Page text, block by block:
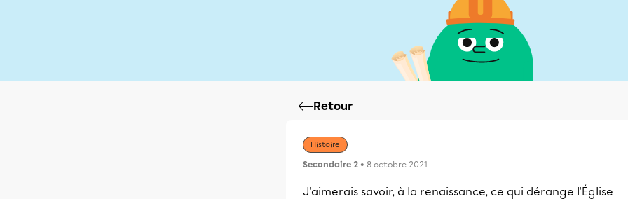
Retour
Histoire
Secondaire 2 • 8 octobre 2021
J'aimerais savoir, à la renaissance, ce qui dérange l'Église